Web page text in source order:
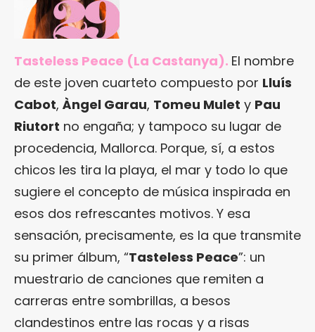
Tasteless Peace (La Castanya). El nombre
de este joven cuarteto compuesto por Lluís
Cabot, Àngel Garau, Tomeu Mulet y Pau
Riutort no engaña; y tampoco su lugar de
procedencia, Mallorca. Porque, sí, a estos
chicos les tira la playa, el mar y todo lo que
sugiere el concepto de música inspirada en
esos dos refrescantes motivos. Y esa
sensación, precisamente, es la que transmite
su primer álbum, “Tasteless Peace”: un
muestrario de canciones que remiten a
carreras entre sombrillas, a besos
clandestinos entre las rocas y a risas